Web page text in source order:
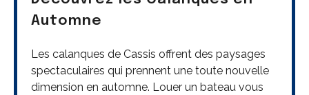
Automne
Les calanques de Cassis offrent des paysages
spectaculaires qui prennent une toute nouvelle
dimension en automne. Louer un bateau vous